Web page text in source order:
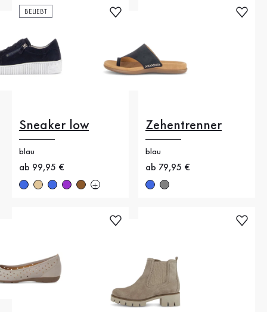
BELIEBT
Sneaker low
blau
Neuer Preis
ab 99,95 €
Zehentrenner
blau
Neuer Preis
ab 79,95 €